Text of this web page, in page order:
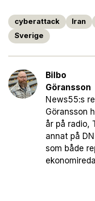
cyberattack Iran
Sverige
Bilbo
Göransson
News55:s
Göransson
år på radio,
annat på
som både